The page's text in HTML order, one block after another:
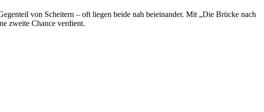
von Scheitern – oft liegen beide nah beieinander. Mit „Die Brücke nach
zweite Chance verdient.